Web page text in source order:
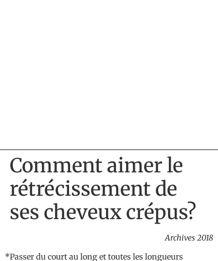
Comment aimer le
rétrécissement de
ses cheveux crépus?
Archives 2018
*Passer du court au long et toutes les longueurs